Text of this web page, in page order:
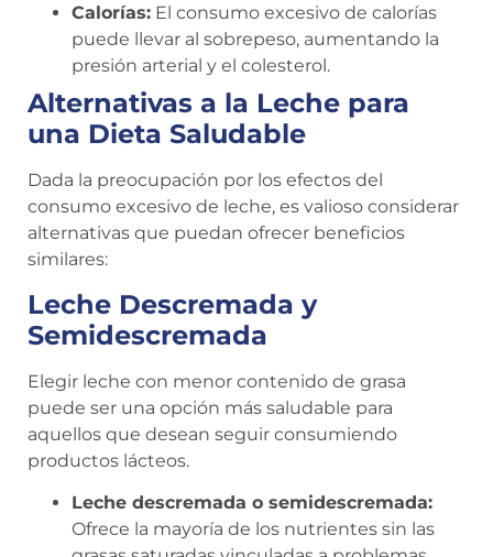
Calorías: El consumo excesivo de calorías
puede llevar al sobrepeso, aumentando la
presión arterial y el colesterol.
Alternativas a la Leche para
una Dieta Saludable
Dada la preocupación por los efectos del
consumo excesivo de leche, es valioso considerar
alternativas que puedan ofrecer beneficios
similares:
Leche Descremada y
Semidescremada
Elegir leche con menor contenido de grasa
puede ser una opción más saludable para
aquellos que desean seguir consumiendo
productos lácteos.
Leche descremada o semidescremada:
Ofrece la mayoría de los nutrientes sin las